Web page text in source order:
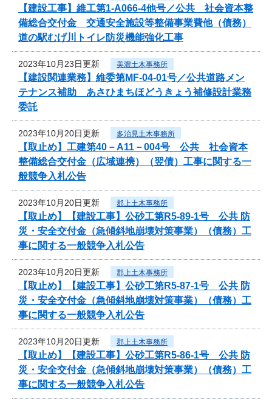
【建設工事】維工第1-A066-4他号／公共 社会資本整
備総合交付金 交通安全施設等整備事業費他（債務）
道の駅むげ川トイレ防災機能強化工事
2023年10月23日更新 美濃土木事務所
【建設関連業務】維委第MF-04-01号／公共道路メン
テナンス補助 あさひまちほどうきょう補修設計業務
委託
2023年10月20日更新 多治見土木事務所
【取止め】工建第40－A11－004号 公共 社会資本
整備総合交付金（広域連携）（翌債）工事に関する一
般競争入札公告
2023年10月20日更新 郡上土木事務所
【取止め】【建設工事】公砂工第R5-89-1号 公共 防
災・安全交付金（急傾斜地崩壊対策事業）（債務）工
事に関する一般競争入札公告
2023年10月20日更新 郡上土木事務所
【取止め】【建設工事】公砂工第R5-87-1号 公共 防
災・安全交付金（急傾斜地崩壊対策事業）（債務）工
事に関する一般競争入札公告
2023年10月20日更新 郡上土木事務所
【取止め】【建設工事】公砂工第R5-86-1号 公共 防
災・安全交付金（急傾斜地崩壊対策事業）（債務）工
事に関する一般競争入札公告